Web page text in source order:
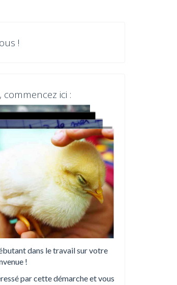
!
ici :
dans le travail sur votre
!
par cette démarche et vous